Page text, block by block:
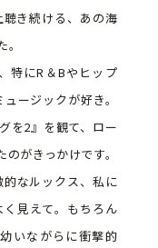
き続ける、あの海
特にR＆Bやヒップ
ージックが好き。
を2』を観て、ロー
がきっかけです。
なルックス、私に
見えて。もちろん
いながらに衝撃的